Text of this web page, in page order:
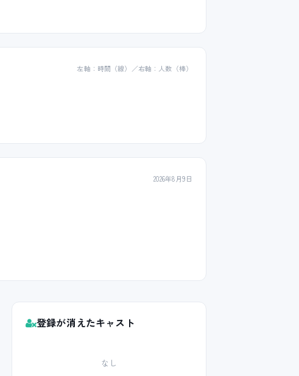
左軸：時間（線）／右軸：人数（棒）
2026年8月9日
登録が消えたキャスト
なし